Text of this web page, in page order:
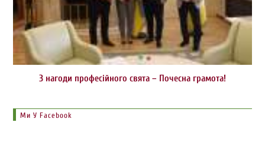
З нагоди професійного свята – Почесна грамота!
Ми У Facebook